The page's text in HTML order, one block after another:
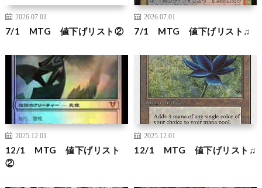
2026.07.01
7/1 MTG 値下げリスト②
2026.07.01
7/1 MTG 値下げリスト♫
2025.12.01
12/1 MTG 値下げリスト
②
2025.12.01
12/1 MTG 値下げリスト♫